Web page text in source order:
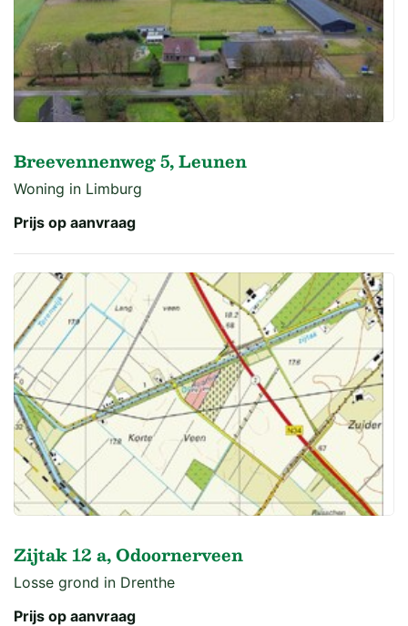
Breevennenweg 5, Leunen
Woning in Limburg
Prijs op aanvraag
Zijtak 12 a, Odoornerveen
Losse grond in Drenthe
Prijs op aanvraag